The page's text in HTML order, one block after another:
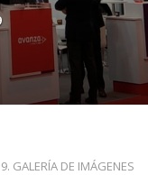
GALERÍA DE IMÁGENES